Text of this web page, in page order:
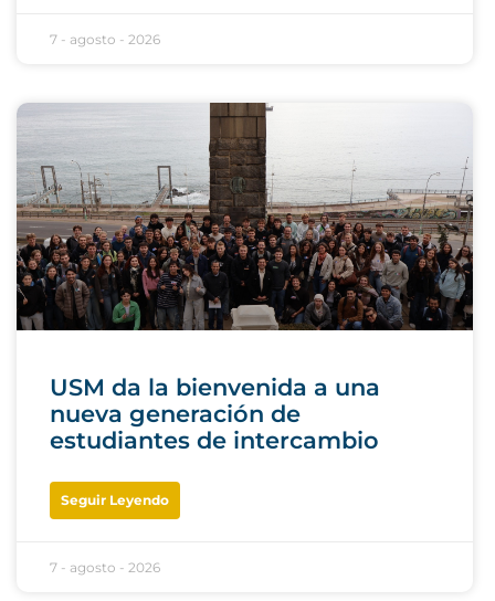
7 - agosto - 2026
USM da la bienvenida a una
nueva generación de
estudiantes de intercambio
Seguir Leyendo
7 - agosto - 2026